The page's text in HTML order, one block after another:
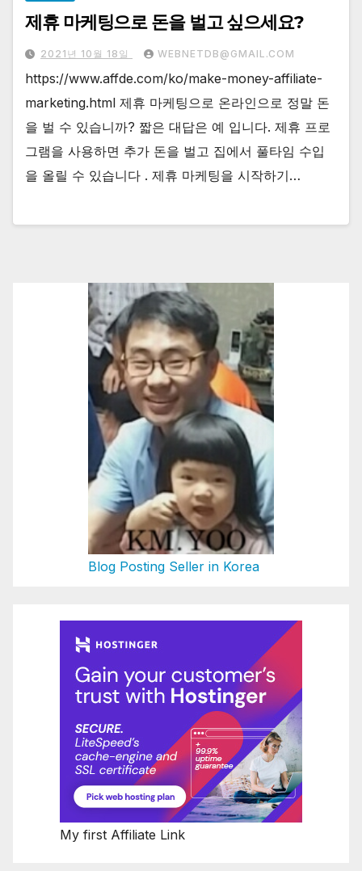
제휴 마케팅으로 돈을 벌고 싶으세요?
2021년 10월 18일 WEBNETDB@GMAIL.COM
https://www.affde.com/ko/make-money-affiliate-
marketing.html 제휴 마케팅으로 온라인으로 정말 돈
을 벌 수 있습니까? 짧은 대답은 예 입니다. 제휴 프로
그램을 사용하면 추가 돈을 벌고 집에서 풀타임 수입
을 올릴 수 있습니다 . 제휴 마케팅을 시작하기…
Blog Posting Seller in Korea
My first Affiliate Link